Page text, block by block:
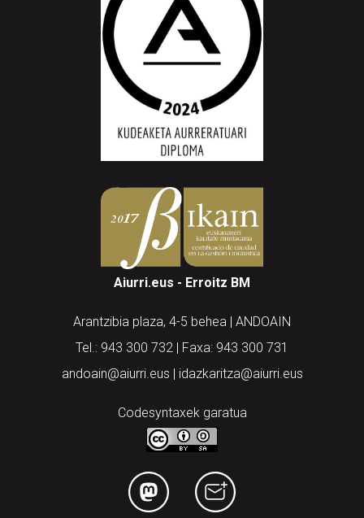
Aiurri.eus - Erroitz BM
Arantzibia plaza, 4-5 behea | ANDOAIN
Tel.: 943 300 732 | Faxa: 943 300 731
andoain@aiurri.eus | idazkaritza@aiurri.eus
Codesyntaxek garatua